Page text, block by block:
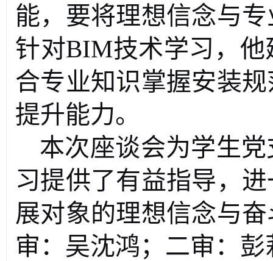
能，要将理想信念与
针对BIM技术学习，
合专业知识掌握安装
提升能力。
本次座谈会为学生
习提供了有益指导，
展对象的理想信念与
审：吴沈鸿；二审：